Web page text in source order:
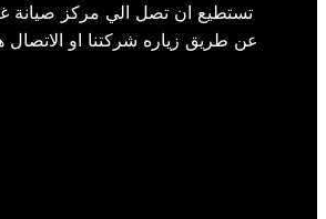
تستطيع ان تصل الي مركز صيانة
عن طريق زياره شركتنا او الاتصال